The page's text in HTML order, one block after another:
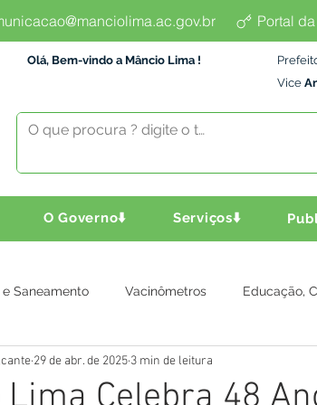
Portal
Olá, Bem-vindo a Mâncio Lima !
Vice
O Governo⬇️ Serviços⬇️
Saneamento Vacinômetros Educação,
Obra e Transporte Assistência Social
29 de abr. de 2025 3 min de leitura